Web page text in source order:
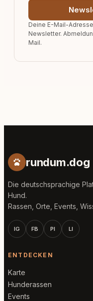
Deine E-Mail-
Newsletter.
Mail.
rundum.dog
Die deutschsprachige
Hund.
Rassen, Orte, Events,
IG FB PI LI
ENTDECKEN
Karte
Hunderassen
Events